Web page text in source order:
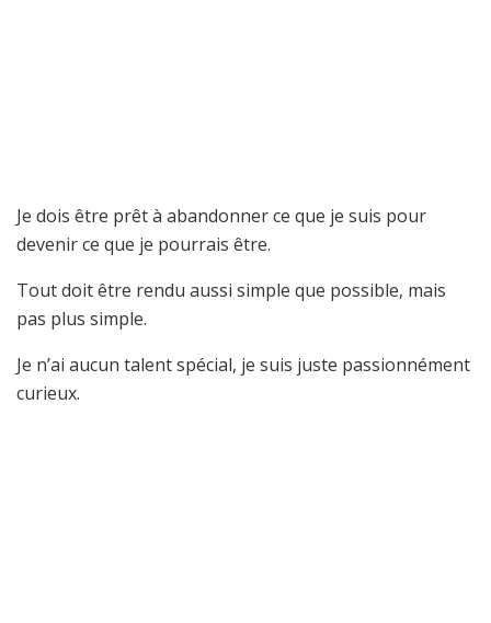
Je dois être prêt à abandonner ce que je suis pour
devenir ce que je pourrais être.
Tout doit être rendu aussi simple que possible, mais
pas plus simple.
Je n’ai aucun talent spécial, je suis juste passionnément
curieux.